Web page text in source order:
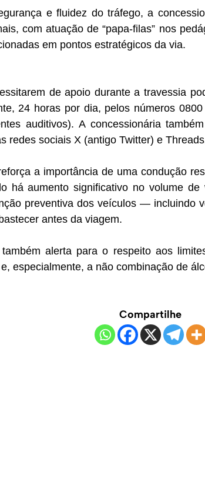
e fluidez do tráfego, a
com atuação de “papa-filas” nos
em pontos estratégicos da via.
de apoio durante a travessia
24 horas por dia, pelos números
auditivos). A concessionária
redes sociais X (antigo Twitter) e
a importância de uma condução
há aumento significativo no volume
preventiva dos veículos — incluindo
antes da viagem.
alerta para o respeito aos
especialmente, a não combinação de
Compartilhe